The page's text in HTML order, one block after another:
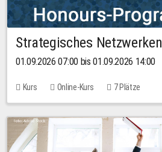
Strategisches Netzwerken
01.09.2026 07:00 bis 01.09.2026 14:00
Kurs Online-Kurs 7 Plätze